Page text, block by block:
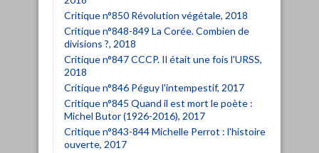
Critique n°850 Révolution végétale, 2018
Critique n°848-849 La Corée. Combien de
divisions ?, 2018
Critique n°847 CCCP. Il était une fois l'URSS,
2018
Critique n°846 Péguy l'intempestif, 2017
Critique n°845 Quand il est mort le poète :
Michel Butor (1926-2016), 2017
Critique n°843-844 Michelle Perrot : l'histoire
ouverte, 2017